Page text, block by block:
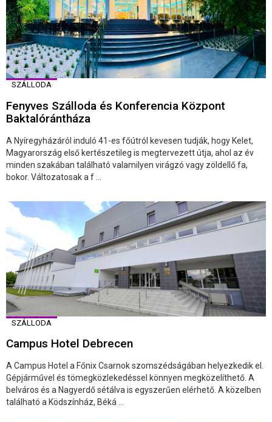
SZÁLLODA
Fenyves Szálloda és Konferencia Központ
Baktalórántháza
A Nyíregyházáról induló 41-es főútról kevesen tudják, hogy Kelet,
Magyarország első kertészetileg is megtervezett útja, ahol az év
minden szakában található valamilyen virágzó vagy zöldellő fa,
bokor. Változatosak a f ...
SZÁLLODA
Campus Hotel Debrecen
A Campus Hotel a Főnix Csarnok szomszédságában helyezkedik el.
Gépjárművel és tömegközlekedéssel könnyen megközelíthető. A
belváros és a Nagyerdő sétálva is egyszerűen elérhető. A közelben
található a Ködszínház, Béká ...